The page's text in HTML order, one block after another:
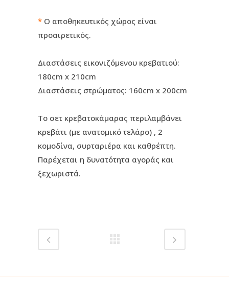
* Ο αποθηκευτικός χώρος είναι
προαιρετικός.
Διαστάσεις εικονιζόμενου κρεβατιού:
180cm x 210cm
Διαστάσεις στρώματος: 160cm x 200cm
Το σετ κρεβατοκάμαρας περιλαμβάνει
κρεβάτι (με ανατομικό τελάρο) , 2
κομοδίνα, συρταριέρα και καθρέπτη.
Παρέχεται η δυνατότητα αγοράς και
ξεχωριστά.